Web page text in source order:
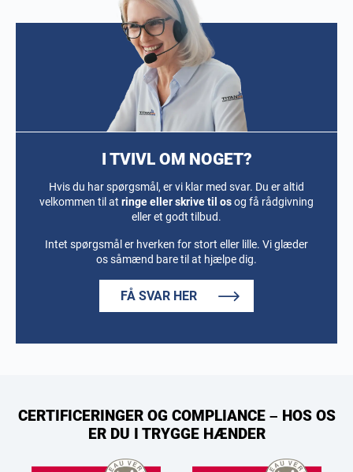
I TVIVL OM NOGET?
Hvis du har spørgsmål, er vi klar med svar. Du er altid
velkommen til at ringe eller skrive til osog få rådgivning
eller et godt tilbud.
Intet spørgsmål er hverken for stort eller lille. Vi glæder
os såmænd bare til at hjælpe dig.
FÅ SVAR HER
CERTIFICERINGER OG COMPLIANCE – HOS OS
ER DU I TRYGGE HÆNDER